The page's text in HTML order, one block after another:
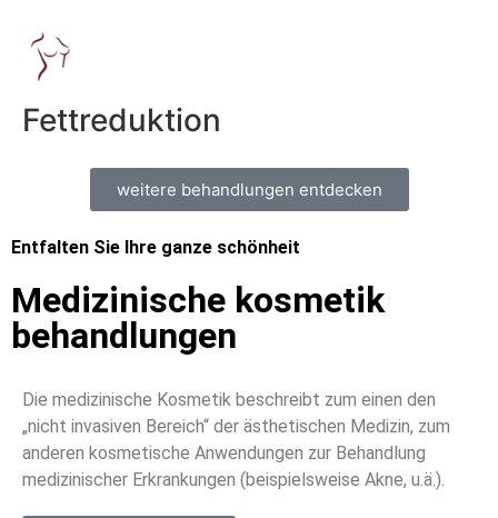
Fettreduktion
weitere behandlungen entdecken
Entfalten Sie Ihre ganze schönheit
Medizinische kosmetik
behandlungen
Die medizinische Kosmetik beschreibt zum einen den
„nicht invasiven Bereich“ der ästhetischen Medizin, zum
anderen kosmetische Anwendungen zur Behandlung
medizinischer Erkrankungen (beispielsweise Akne, u.ä.).